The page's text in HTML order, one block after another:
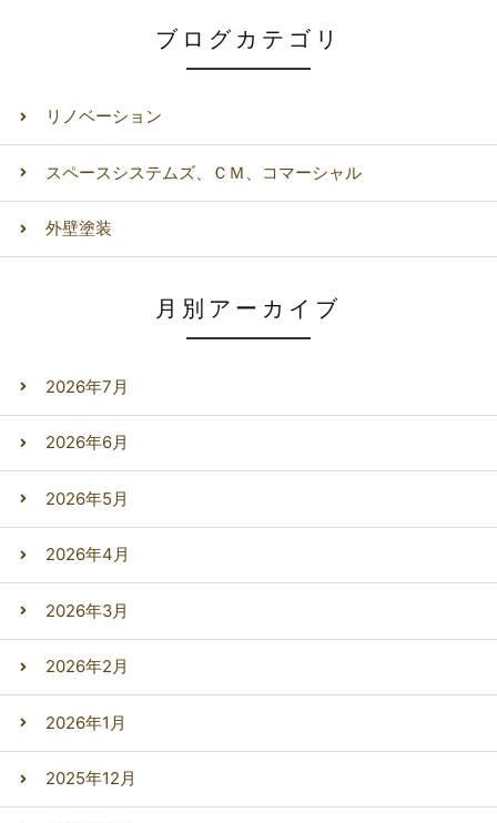
ブログカテゴリ
リノベーション
スペースシステムズ、ＣＭ、コマーシャル
外壁塗装
月別アーカイブ
2026年7月
2026年6月
2026年5月
2026年4月
2026年3月
2026年2月
2026年1月
2025年12月